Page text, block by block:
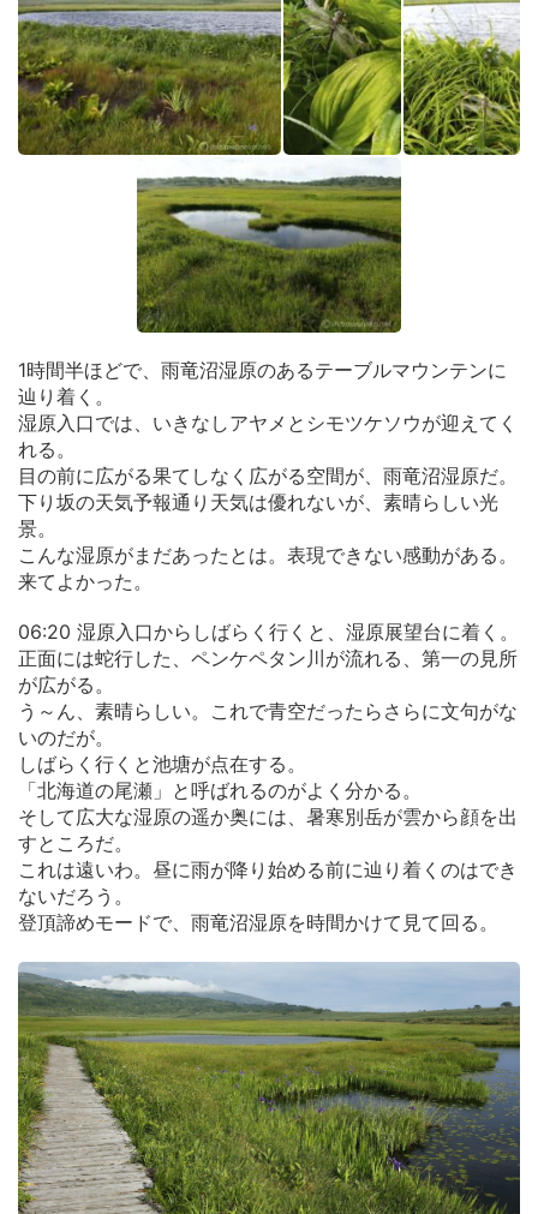
1時間半ほどで、雨竜沼湿原のあるテーブルマウンテンに
辿り着く。
湿原入口では、いきなしアヤメとシモツケソウが迎えてく
れる。
目の前に広がる果てしなく広がる空間が、雨竜沼湿原だ。
下り坂の天気予報通り天気は優れないが、素晴らしい光
景。
こんな湿原がまだあったとは。表現できない感動がある。
来てよかった。
06:20 湿原入口からしばらく行くと、湿原展望台に着く。
正面には蛇行した、ペンケペタン川が流れる、第一の見所
が広がる。
う～ん、素晴らしい。これで青空だったらさらに文句がな
いのだが。
しばらく行くと池塘が点在する。
「北海道の尾瀬」と呼ばれるのがよく分かる。
そして広大な湿原の遥か奥には、暑寒別岳が雲から顔を出
すところだ。
これは遠いわ。昼に雨が降り始める前に辿り着くのはでき
ないだろう。
登頂諦めモードで、雨竜沼湿原を時間かけて見て回る。